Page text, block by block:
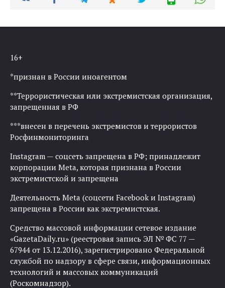
16+
*признан в России иноагентом
**Террористическая или экстремистская организация,
запрещенная в РФ
***внесен в перечень экстремистов и террористов
Росфинмониторинга
Instagram — соцсеть запрещена в РФ; принадлежит
корпорации Meta, которая признана в России
экстремистской и запрещена
Деятельность Meta (соцсети Facebook и Instagram)
запрещена в России как экстремистская.
Средство массовой информации сетевое издание
«GazetaDaily.ru» (реестровая запись ЭЛ № ФС 77 —
67944 от 13.12.2016), зарегистрировано Федеральной
службой по надзору в сфере связи, информационных
технологий и массовых коммуникаций
(Роскомнадзор).